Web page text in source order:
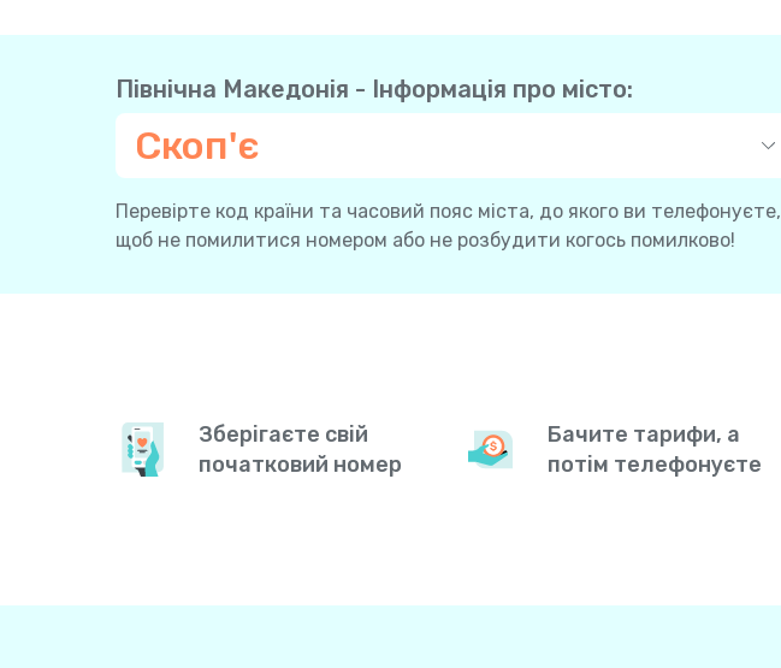
Північна Македонія - Інформація про місто:
Скоп'є
Перевірте код країни та часовий пояс міста, до якого ви телефонуєте,
щоб не помилитися номером або не розбудити когось помилково!
Зберігаєте свій
початковий номер
Бачите тарифи, а
потім телефонуєте